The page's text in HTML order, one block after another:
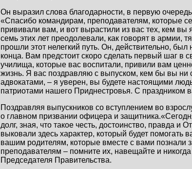
Он выразил слова благодарности, в первую
«Спасибо командирам, преподавателям, которые
прививали вам, и вот вырастили из вас тех, кем
семь этих лет преодолевали, как говорят в армии,
прошли этот нелегкий путь. Он, действительно,
конца. Вам предстоит скоро сделать первый шаг в
училища, которые вас воспитали, привили вам
жизнь. Я вас поздравляю с выпуском, кем бы вы ни
адвокатами, – я уверен, вы будете настоящими
патриотами нашего Приднестровья. С праздником
Поздравляя выпускников со вступлением во
о главном призвании офицера и
долг, зная, что такое честь, достоинство, правда
выковали здесь характер, который будет
вашим родителям, которые вместе с вами познали
преподавателям – помните их, навещайте и
Председателя Правительства.